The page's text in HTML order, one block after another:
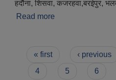
हर्दाैना, शिसवा, कजरहवा,बरईपुर,
Read more
Pages
« first ‹ previous
4
5 6